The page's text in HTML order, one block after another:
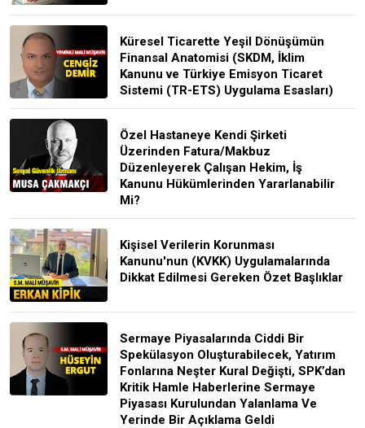
Küresel Ticarette Yeşil Dönüşümün
Finansal Anatomisi (SKDM, İklim
Kanunu ve Türkiye Emisyon Ticaret
Sistemi (TR-ETS) Uygulama Esasları)
Özel Hastaneye Kendi Şirketi
Üzerinden Fatura/Makbuz
Düzenleyerek Çalışan Hekim, İş
Kanunu Hükümlerinden Yararlanabilir
Mi?
Kişisel Verilerin Korunması
Kanunu'nun (KVKK) Uygulamalarında
Dikkat Edilmesi Gereken Özet Başlıklar
Sermaye Piyasalarında Ciddi Bir
Spekülasyon Oluşturabilecek, Yatırım
Fonlarına Neşter Kural Değişti, SPK’dan
Kritik Hamle Haberlerine Sermaye
Piyasası Kurulundan Yalanlama Ve
Yerinde Bir Açıklama Geldi